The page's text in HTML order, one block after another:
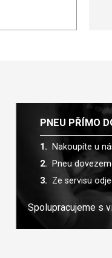
PNEU PŘÍMO
Nakoupíte u
Pneu
Ze servisu
Spolupracujeme s